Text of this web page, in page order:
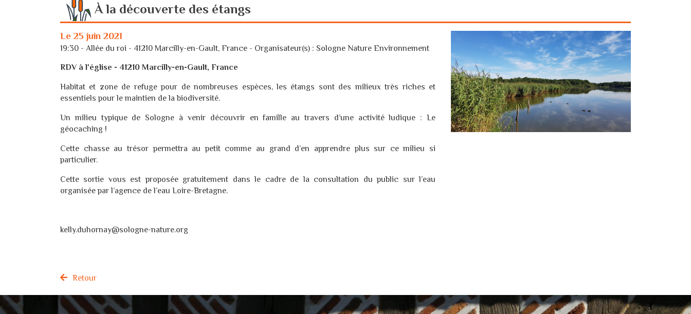
À la découverte des étangs
Le 25 juin 2021
19:30 - Allée du roi - 41210 Marcilly-en-Gault, France - Organisateur(s) : Sologne Nature Environnement
RDV à l'église - 41210 Marcilly-en-Gault, France
Habitat et zone de refuge pour de nombreuses espèces, les étangs sont des milieux très riches et
essentiels pour le maintien de la biodiversité.
Un milieu typique de Sologne à venir découvrir en famille au travers d’une activité ludique : Le
géocaching !
Cette chasse au trésor permettra au petit comme au grand d’en apprendre plus sur ce milieu si
particulier.
Cette sortie vous est proposée gratuitement dans le cadre de la consultation du public sur l’eau
organisée par l’agence de l’eau Loire-Bretagne.
kelly.duhornay@sologne-nature.org
Retour